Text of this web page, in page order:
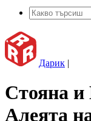
Дарик |
Стояна и
Алеята